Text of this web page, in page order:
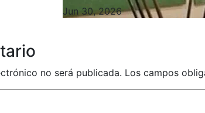
Jun 30, 2026
no será publicada. Los campos